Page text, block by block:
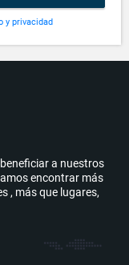
y privacidad
a nuestros
encontrar más
, más que lugares,